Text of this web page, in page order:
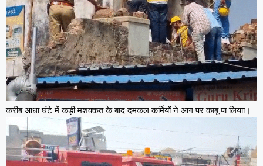
करीब आधा घंटे में कड़ी मशक्कत के बाद दमकल कर्मियों ने आग पर काबू पा लियाा।